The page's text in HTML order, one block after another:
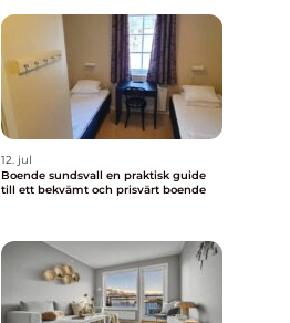
12. jul
Boende sundsvall en praktisk guide
till ett bekvämt och prisvärt boende